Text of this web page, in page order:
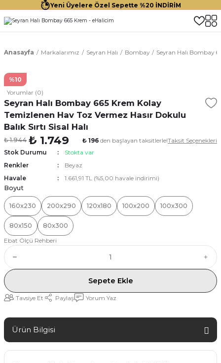
Yeni Üyelere Özel Sepette %20 İNDİRİM
Anasayfa Markalarımız Seyran Halı Bombay Seyran Halı Bombay
%10
Yorumlar (0)
Seyran Halı Bombay 665 Krem Kolay
Temizlenen Hav Toz Vermez Hasır Dokulu
Balık Sırtı Sisal Halı
₺ 1.944 ₺ 1.749 ₺ 196 den başlayan taksitlerle!Taksit Seçenekleri
Stok Durumu
Stokta var
Renkler
Beyaz
Havale
1.661,91 TL (%5,00 havale indirimi)
Boyut
160x230 200x290 120x180 100x200 100x300
80x150
80x300
Ebat Ölçü Rehberi
Sepete Ekle
Tavsiye Et Paylaş Yorum Yaz
Ürün Bilgisi